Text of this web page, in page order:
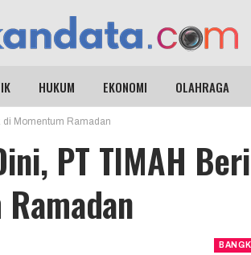
HUKUM EKONOMI OLAHRAGA
Momentum Ramadan
PT TIMAH Beri